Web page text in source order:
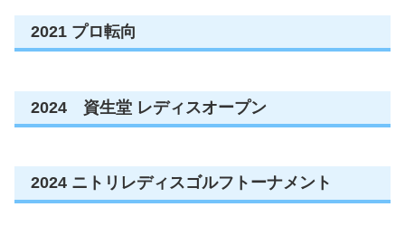
2021 プロ転向
2024 資生堂 レディスオープン
2024 ニトリレディスゴルフトーナメント